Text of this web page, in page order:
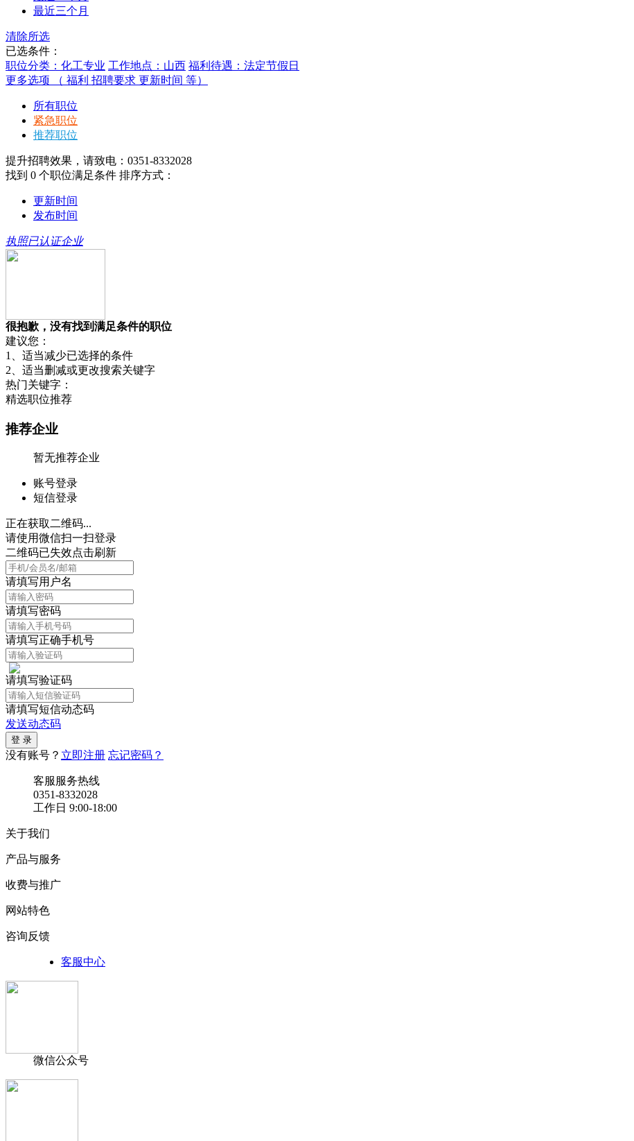
最近三个月
清除所选
已选条件：
职位分类：化工专业 工作地点：山西 福利待遇：法定节假日
更多选项 （ 福利 招聘要求 更新时间 等）
所有职位
紧急职位
推荐职位
提升招聘效果，请致电：0351-8332028
找到 0 个职位满足条件 排序方式：
更新时间
发布时间
执照已认证企业
很抱歉，没有找到满足条件的职位
建议您：
1、适当减少已选择的条件
2、适当删减或更改搜索关键字
热门关键字：
精选职位推荐
推荐企业
暂无推荐企业
账号登录
短信登录
正在获取二维码...
请使用微信扫一扫登录
二维码已失效点击刷新
请填写用户名
请填写密码
请填写正确手机号
请填写验证码
请填写短信动态码
发送动态码
没有账号？ 立即注册 忘记密码？
客服服务热线
0351-8332028
工作日 9:00-18:00
关于我们
产品与服务
收费与推广
网站特色
咨询反馈
客服中心
微信公众号